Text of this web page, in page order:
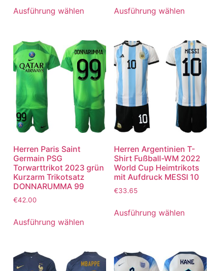
Ausführung wählen Ausführung wählen
Herren Paris Saint
Germain PSG
Torwarttrikot 2023 grün
Kurzarm Trikotsatz
DONNARUMMA 99
€42.00
Ausführung wählen
Herren Argentinien T-
Shirt Fußball-WM 2022
World Cup Heimtrikots
mit Aufdruck MESSI 10
€33.65
Ausführung wählen